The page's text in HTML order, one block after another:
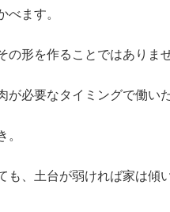
べます。
の形を作ることではありませ
が必要なタイミングで働い
。
も、土台が弱ければ家は傾